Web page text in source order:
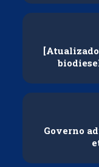
Governo